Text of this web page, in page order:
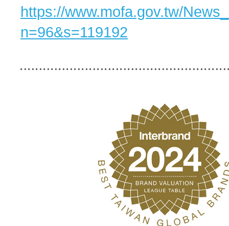
https://www.mofa.gov.tw/
n=96&s=119192